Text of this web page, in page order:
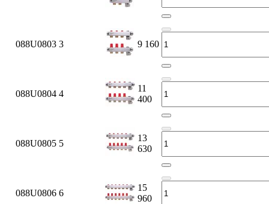
088U0803 3 9 160
088U0804 4
11
400
088U0805 5
13
630
088U0806 6
15
960